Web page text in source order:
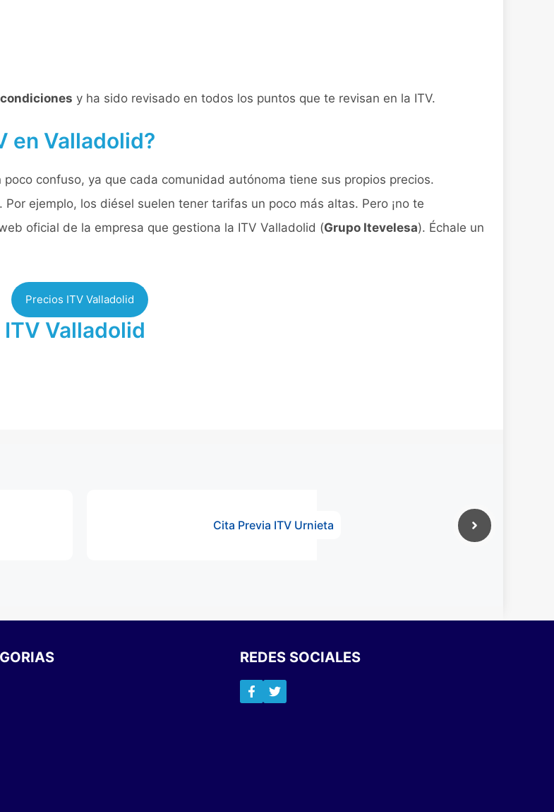
y ha sido revisado en todos los puntos que te revisan en la ITV.
en Valladolid?
poco confuso, ya que cada comunidad autónoma tiene sus propios precios.
ejemplo, los diésel suelen tener tarifas un poco más altas. Pero ¡no te
oficial de la empresa que gestiona la ITV Valladolid (Grupo Itevelesa). Échale un
Precios ITV Valladolid
Valladolid
Cita Previa ITV Urnieta
REDES SOCIALES